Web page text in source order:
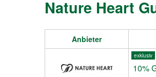
Nature Heart
Anbieter
10%
exklusiv